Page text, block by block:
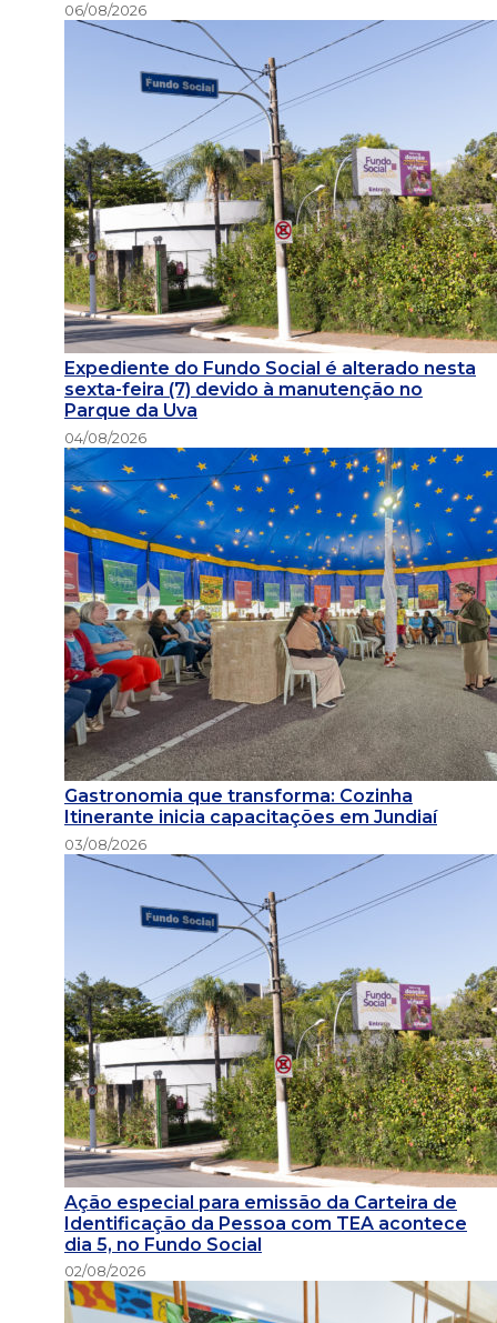
06/08/2026
Expediente do Fundo Social é alterado nesta
sexta-feira (7) devido à manutenção no
Parque da Uva
04/08/2026
Gastronomia que transforma: Cozinha
Itinerante inicia capacitações em Jundiaí
03/08/2026
Ação especial para emissão da Carteira de
Identificação da Pessoa com TEA acontece
dia 5, no Fundo Social
02/08/2026